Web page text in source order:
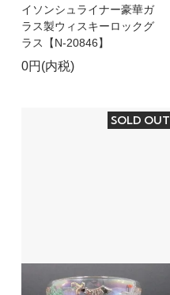
イソンシュライナー豪華ガ
ラス製ウィスキーロックグ
ラス【N-20846】
0円(内税)
SOLD OUT